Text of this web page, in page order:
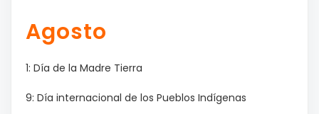
Agosto
1: Día de la Madre Tierra
9: Día internacional de los Pueblos Indígenas